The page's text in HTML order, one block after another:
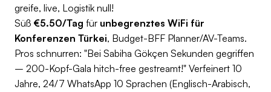
greife, live, Logistik null!
Süß €5.50/Tag für unbegrenztes WiFi für
Konferenzen Türkei, Budget-BFF Planner/AV-Teams.
Pros schnurren: "Bei Sabiha Gökçen Sekunden gegriffen
– 200-Kopf-Gala hitch-free gestreamt!" Verfeinert 10
Jahre, 24/7 WhatsApp 10 Sprachen (Englisch-Arabisch,